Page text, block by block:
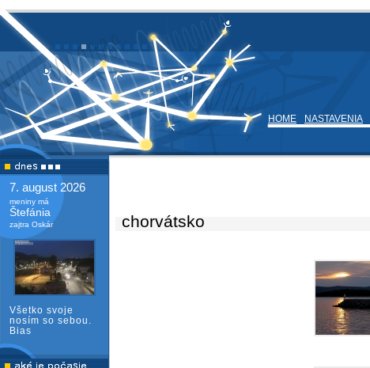
HOME NASTAVENIA
7. august 2026
meniny má
Štefánia
zajtra Oskár
Všetko svoje
nosím so sebou.
Bias
chorvátsko